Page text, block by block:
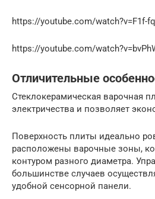
https://youtube.com/watch?v=F1f-
https://youtube.com/
Отличительные
Стеклокерамическая варочная
электричества и позволяет
Поверхность плиты идеально
расположены варочные зоны,
контуром разного диаметра.
большинстве случаев
удобной сенсорной панели.